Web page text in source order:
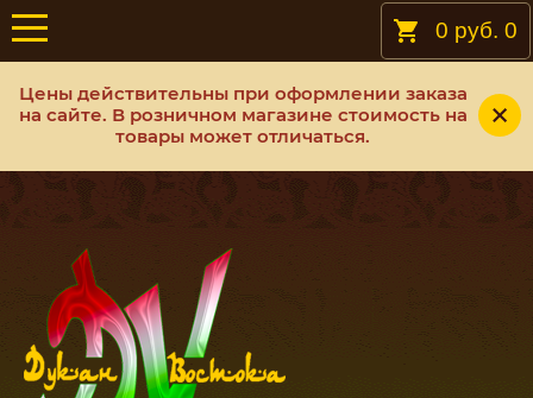
Цены действительны при оформлении заказа
на сайте. В розничном магазине стоимость на
товары может отличаться.
0 руб. 0